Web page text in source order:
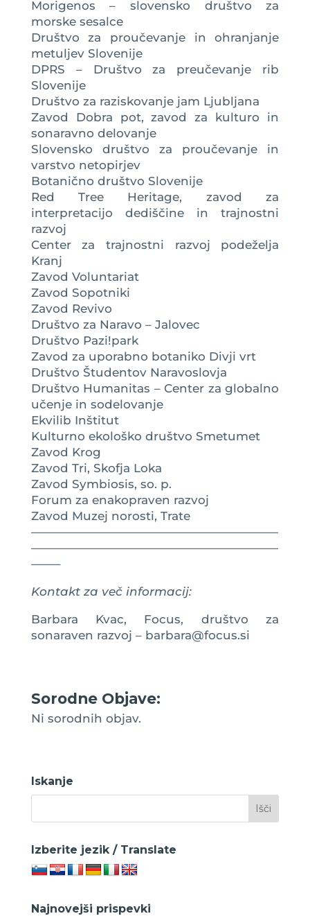
Morigenos – slovensko društvo za
morske sesalce
Društvo za proučevanje in ohranjanje
metuljev Slovenije
DPRS – Društvo za preučevanje rib
Slovenije
Društvo za raziskovanje jam Ljubljana
Zavod Dobra pot, zavod za kulturo in
sonaravno delovanje
Slovensko društvo za proučevanje in
varstvo netopirjev
Botanično društvo Slovenije
Red Tree Heritage, zavod za
interpretacijo dediščine in trajnostni
razvoj
Center za trajnostni razvoj podeželja
Kranj
Zavod Voluntariat
Zavod Sopotniki
Zavod Revivo
Društvo za Naravo – Jalovec
Društvo Pazi!park
Zavod za uporabno botaniko Divji vrt
Društvo Študentov Naravoslovja
Društvo Humanitas – Center za globalno
učenje in sodelovanje
Ekvilib Inštitut
Kulturno ekološko društvo Smetumet
Zavod Krog
Zavod Tri, Skofja Loka
Zavod Symbiosis, so. p.
Forum za enakopraven razvoj
Zavod Muzej norosti, Trate
—————————————————————
—————————————————————
——–
Kontakt za več informacij:
Barbara Kvac, Focus, društvo za
sonaraven razvoj – barbara@focus.si
Sorodne Objave:
Ni sorodnih objav.
Iskanje
Izberite jezik / Translate
Najnovejši prispevki